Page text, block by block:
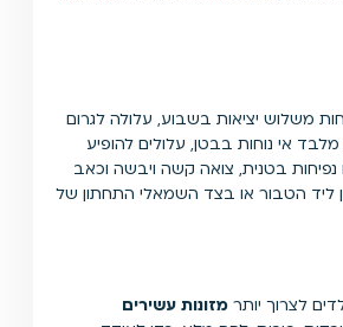
משלוש יציאות בשבוע, עלולה לגרום
אי נוחות בבטן, עלולים להופיע
נפיחות בטנית, צואה קשה ויבשה וכאב
ליד הטבור או בצד השמאלי התחתון של
לצרוך יותר מזונות עשירים